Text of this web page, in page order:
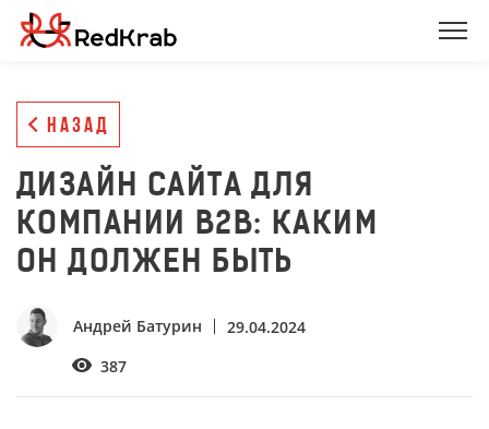
НАЗАД
ДИЗАЙН САЙТА ДЛЯ
КОМПАНИИ B2B: КАКИМ
ОН ДОЛЖЕН БЫТЬ
Андрей Батурин
29.04.2024
387